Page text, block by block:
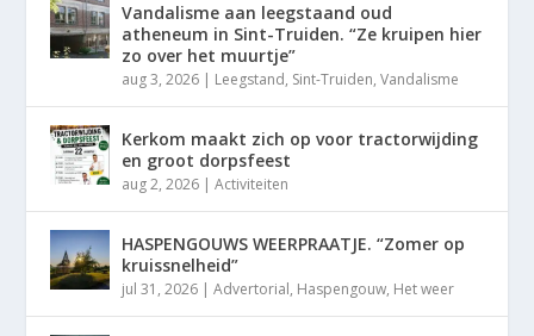
Vandalisme aan leegstaand oud
atheneum in Sint-Truiden. “Ze kruipen hier
zo over het muurtje”
aug 3, 2026 | Leegstand, Sint-Truiden,Vandalisme
Kerkom maakt zich op voor tractorwijding
en groot dorpsfeest
aug 2, 2026 |Activiteiten
HASPENGOUWS WEERPRAATJE. “Zomer op
kruissnelheid”
jul 31, 2026 |Advertorial, Haspengouw, Het weer